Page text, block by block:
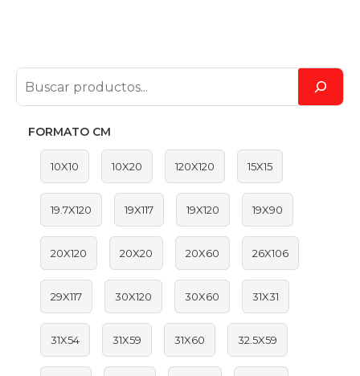
FORMATO CM
10X10 10X20 120X120 15X15
19.7X120 19X117 19X120 19X90
20X120 20X20 20X60 26X106
29X117 30X120 30X60 31X31
31X54 31X59 31X60 32.5X59